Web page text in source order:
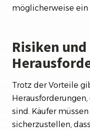
möglicherweise ein
Risiken und
Trotz der Vorteile
sind. Käufer
sicherzustellen,